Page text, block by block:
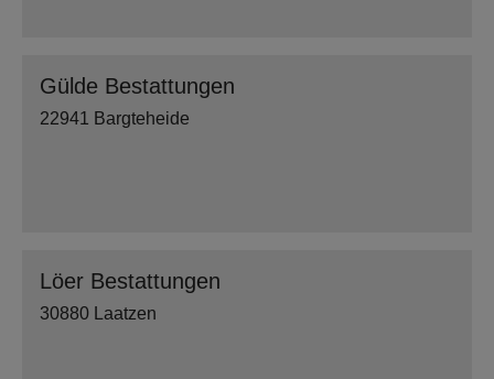
Gülde Bestattungen
22941 Bargteheide
Löer Bestattungen
30880 Laatzen